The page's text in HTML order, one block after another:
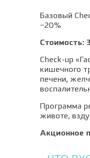
Базовый
−20%
Стоимость:
Check-up
кишечного
печени,
Программа
животе,
Акционное